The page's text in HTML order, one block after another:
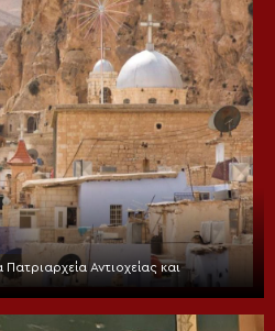
Αντιοχείας και